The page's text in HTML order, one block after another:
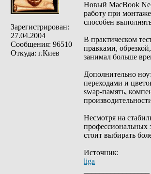
Зарегистрирован:
27.04.2004
Сообщения: 96510
Откуда: г.Киев
Новый MacBook
работу при
способен
В практическом
правками,
занимал больше
Дополнительно
переходами и
swap-память,
Несмотря на
профессиональных
стоит выбирать
Источник:
liga